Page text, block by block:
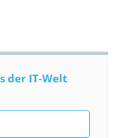
der IT-Welt